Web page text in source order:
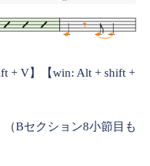
+ V】【win: Alt + shift +
Bセクション8小節目も